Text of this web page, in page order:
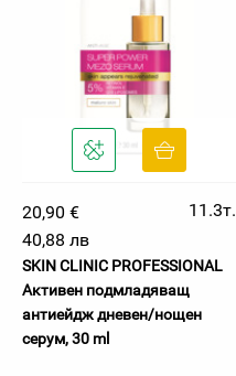
20,90 €
11.3т.
40,88 лв
SKIN CLINIC PROFESSIONAL
Активен подмладяващ
антиейдж дневен/нощен
серум, 30 ml